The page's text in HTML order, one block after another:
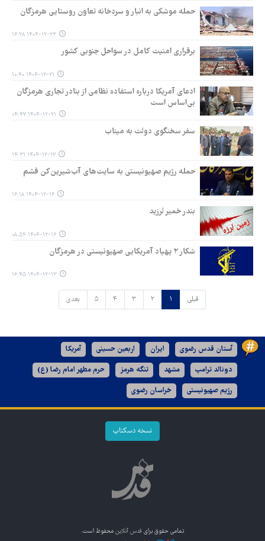
حمله موشکی به انبار و سردخانه تعاون روستایی هرمزگان
۱۴۰۴-۱۲-۲۳ ۱۶:۲۸
برقراری امنیت کامل در سواحل جنوبی کشور
۱۴۰۴-۱۲-۲۱ ۱۰:۴۰
ادعای آمریکا درباره استفاده نظامی از بنادر تجاری هرمزگان
بی‌اساس است
۱۴۰۴-۱۲-۲۱ ۰۴:۴۷
سفر سخنگوی دولت به میناب
۱۴۰۴-۱۲-۱۷ ۱۴:۳۱
حمله رژیم صهیونیستی به سایت‌های آب‌شیرین‌کن قشم
۱۴۰۴-۱۲-۱۶ ۱۶:۱۸
بندر خمیر لرزید
۱۴۰۴-۱۲-۱۶ ۰۸:۵۴
شکار ۲ پهپاد آمریکایی صهیونیستی در هرمزگان
۱۴۰۴-۱۲-۱۳ ۱۶:۴۵
قبلی ۱ ۲ ۳ ۴ ۵ بعدی
آستان قدس رضوی ایران اربعین حسینی آمریکا
دونالد ترامپ مشهد تنگه هرمز حرم مطهر امام رضا (ع)
رژیم صهیونیستی خراسان رضوی
نسخه دسکتاپ
تمامی حقوق برای قدس آنلاین محفوظ است.